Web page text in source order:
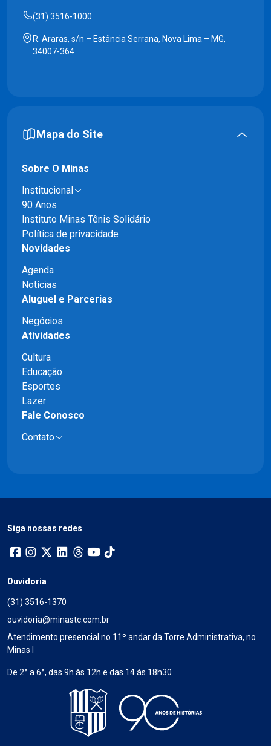
(31) 3516-1000
R. Araras, s/n – Estância Serrana, Nova Lima – MG,
34007-364
Mapa do Site
Sobre O Minas
Institucional
90 Anos
Instituto Minas Tênis Solidário
Política de privacidade
Novidades
Agenda
Notícias
Aluguel e Parcerias
Negócios
Atividades
Cultura
Educação
Esportes
Lazer
Fale Conosco
Contato
Siga nossas redes
Ouvidoria
(31) 3516-1370
ouvidoria@minastc.com.br
Atendimento presencial no 11º andar da Torre Administrativa, no
Minas I
De 2ª a 6ª, das 9h às 12h e das 14 às 18h30